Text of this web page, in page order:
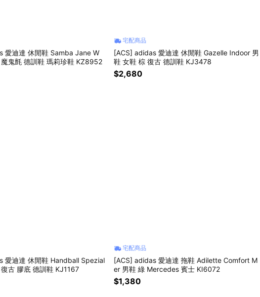
愛迪達 休閒鞋 Samba Jane W
鬼氈 德訓鞋 瑪莉珍鞋 KZ8952
宅配商品
[ACS] adidas 愛迪達 休閒鞋 Gazelle Indoor 男
鞋 女鞋 棕 復古 德訓鞋 KJ3478
$2,680
愛迪達 休閒鞋 Handball Spezial
古 膠底 德訓鞋 KJ1167
宅配商品
[ACS] adidas 愛迪達 拖鞋 Adilette Comfort M
er 男鞋 綠 Mercedes 賓士 KI6072
$1,380